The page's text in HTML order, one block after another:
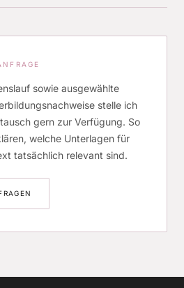
sowie ausgewählte
stelle ich
gern zur Verfügung. So
welche Unterlagen für
tatsächlich relevant sind.